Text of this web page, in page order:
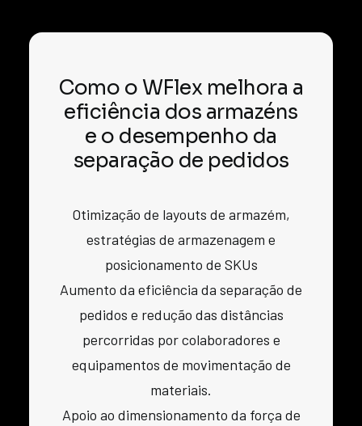
Como o WFlex melhora a
eficiência dos armazéns
e o desempenho da
separação de pedidos
Otimização de layouts de armazém,
estratégias de armazenagem e
posicionamento de SKUs
Aumento da eficiência da separação de
pedidos e redução das distâncias
percorridas por colaboradores e
equipamentos de movimentação de
materiais.
Apoio ao dimensionamento da força de